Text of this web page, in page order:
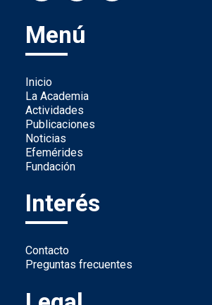
Menú
Inicio
La Academia
Actividades
Publicaciones
Noticias
Efemérides
Fundación
Interés
Contacto
Preguntas frecuentes